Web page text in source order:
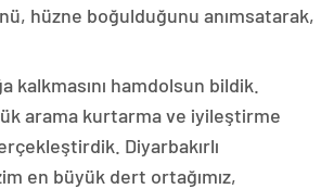
hüzne boğulduğunu anımsatarak,
kalkmasını hamdolsun bildik.
arama kurtarma ve iyileştirme
Diyarbakırlı
en büyük dert ortağımız,